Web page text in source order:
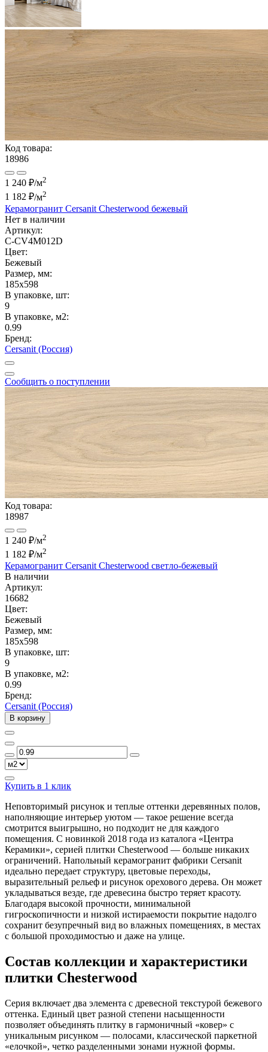
Код товара:
18986
1 240 ₽/м2
1 182 ₽/м2
Керамогранит Cersanit Chesterwood бежевый
Нет в наличии
Артикул:
C-CV4M012D
Цвет:
Бежевый
Размер, мм:
185x598
В упаковке, шт:
9
В упаковке, м2:
0.99
Бренд:
Cersanit (Россия)
Сообщить о поступлении
Код товара:
18987
1 240 ₽/м2
1 182 ₽/м2
Керамогранит Cersanit Chesterwood светло-бежевый
В наличии
Артикул:
16682
Цвет:
Бежевый
Размер, мм:
185x598
В упаковке, шт:
9
В упаковке, м2:
0.99
Бренд:
Cersanit (Россия)
В корзину
Купить в 1 клик
Неповторимый рисунок и теплые оттенки деревянных полов,
наполняющие интерьер уютом — такое решение всегда
смотрится выигрышно, но подходит не для каждого
помещения. С новинкой 2018 года из каталога «Центра
Керамики», серией плитки Chesterwood — больше никаких
ограничений. Напольный керамогранит фабрики Cersanit
идеально передает структуру, цветовые переходы,
выразительный рельеф и рисунок орехового дерева. Он может
укладываться везде, где древесина быстро теряет красоту.
Благодаря высокой прочности, минимальной
гигроскопичности и низкой истираемости покрытие надолго
сохранит безупречный вид во влажных помещениях, в местах
с большой проходимостью и даже на улице.
Состав коллекции и характеристики
плитки Chesterwood
Серия включает два элемента с древесной текстурой бежевого
оттенка. Единый цвет разной степени насыщенности
позволяет объединять плитку в гармоничный «ковер» с
уникальным рисунком — полосами, классической паркетной
«елочкой», четко разделенными зонами нужной формы.